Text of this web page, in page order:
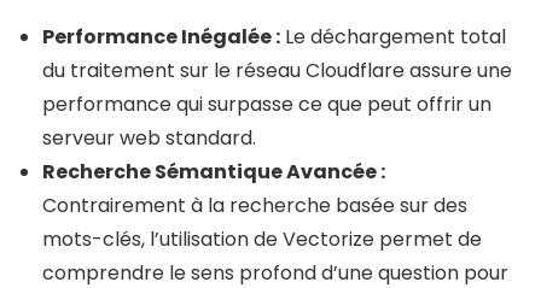
Performance Inégalée : Le déchargement total
du traitement sur le réseau Cloudflare assure une
performance qui surpasse ce que peut offrir un
serveur web standard.
Recherche Sémantique Avancée :
Contrairement à la recherche basée sur des
mots-clés, l’utilisation de Vectorize permet de
comprendre le sens profond d’une question pour